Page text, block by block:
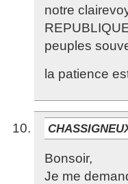
notre
peuples
la patience
Bonsoir,
Je me